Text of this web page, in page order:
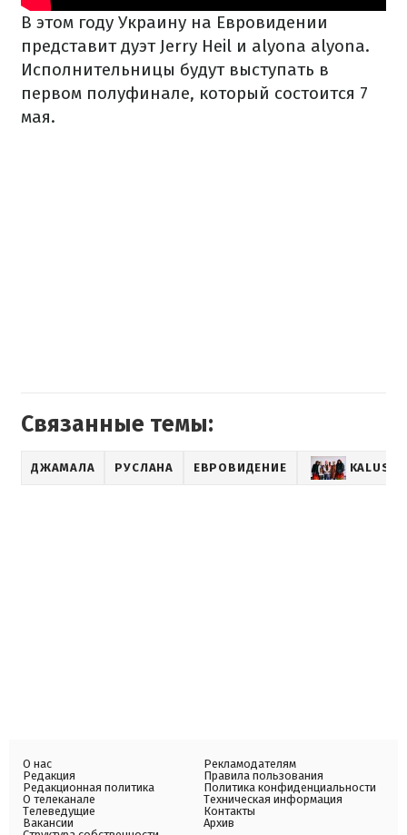
В этом году Украину на Евровидении
представит дуэт Jerry Heil и alyona alyona.
Исполнительницы будут выступать в
первом полуфинале, который состоится 7
мая.
Связанные темы:
ДЖАМАЛА РУСЛАНА ЕВРОВИДЕНИЕ KALUSH
О нас
Редакция
Редакционная политика
О телеканале
Телеведущие
Вакансии
Рекламодателям
Правила пользования
Политика конфиденциальности
Техническая информация
Контакты
Архив